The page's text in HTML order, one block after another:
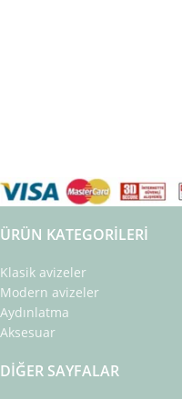
ÜRÜN KATEGORILERI
Klasik avizeler
Modern avizeler
Aydınlatma
Aksesuar
DIĞER SAYFALAR